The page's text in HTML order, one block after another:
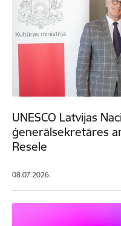
UNESCO Latvijas
ģenerālsekretāres
Resele
08.07.2026.